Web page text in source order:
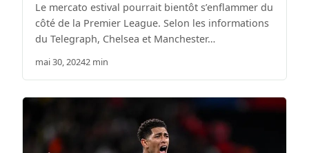
Le mercato estival pourrait bientôt s’enflammer du
côté de la Premier League. Selon les informations
du Telegraph, Chelsea et Manchester…
mai 30, 20242 min